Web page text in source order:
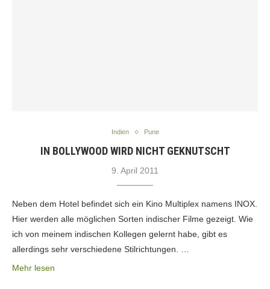
Indien Pune
IN BOLLYWOOD WIRD NICHT GEKNUTSCHT
9. April 2011
Neben dem Hotel befindet sich ein Kino Multiplex namens INOX.
Hier werden alle möglichen Sorten indischer Filme gezeigt. Wie
ich von meinem indischen Kollegen gelernt habe, gibt es
allerdings sehr verschiedene Stilrichtungen. …
Mehr lesen